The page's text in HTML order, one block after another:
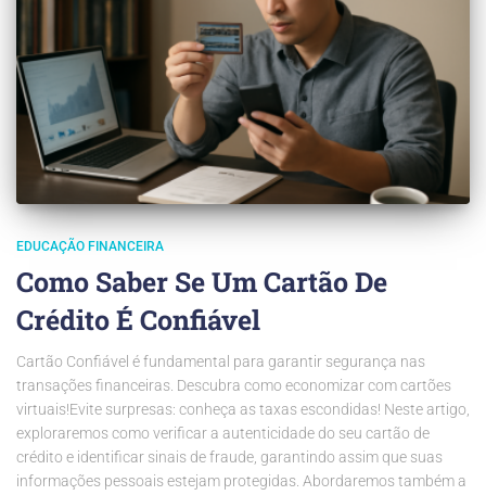
EDUCAÇÃO FINANCEIRA
Como Saber Se Um Cartão De
Crédito É Confiável
Cartão Confiável é fundamental para garantir segurança nas
transações financeiras. Descubra como economizar com cartões
virtuais!Evite surpresas: conheça as taxas escondidas! Neste artigo,
exploraremos como verificar a autenticidade do seu cartão de
crédito e identificar sinais de fraude, garantindo assim que suas
informações pessoais estejam protegidas. Abordaremos também a